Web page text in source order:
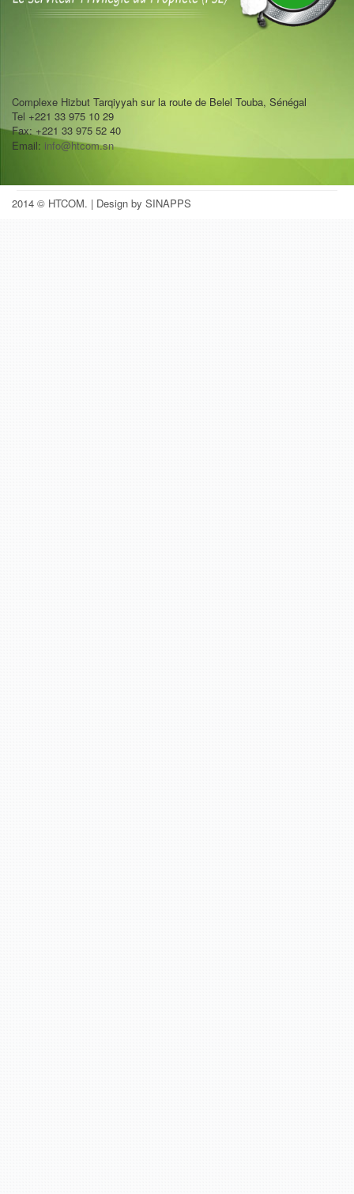
Complexe Hizbut Tarqiyyah sur la route de Belel Touba, Sénégal
Tel +221 33 975 10 29
Fax: +221 33 975 52 40
Email: info@htcom.sn
2014 © HTCOM. | Design by SINAPPS